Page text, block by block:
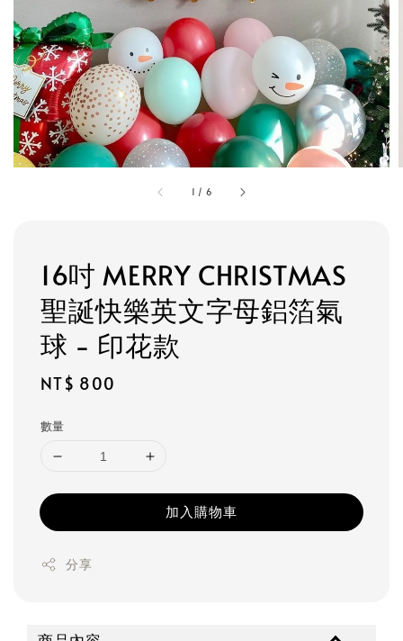
1 / 6
16吋 MERRY CHRISTMAS
聖誕快樂英文字母鋁箔氣
球 - 印花款
Regular
NT$ 800
數量
加入購物車
分享